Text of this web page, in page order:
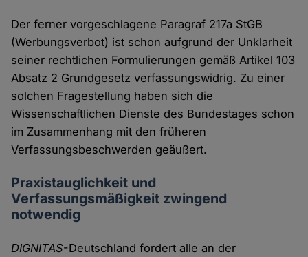
Der ferner vorgeschlagene Paragraf 217a StGB
(Werbungsverbot) ist schon aufgrund der Unklarheit
seiner rechtlichen Formulierungen gemäß Artikel 103
Absatz 2 Grundgesetz verfassungswidrig. Zu einer
solchen Fragestellung haben sich die
Wissenschaftlichen Dienste des Bundestages schon
im Zusammenhang mit den früheren
Verfassungsbeschwerden geäußert.
Praxistauglichkeit und
Verfassungsmäßigkeit zwingend
notwendig
DIGNITAS-Deutschland fordert alle an der